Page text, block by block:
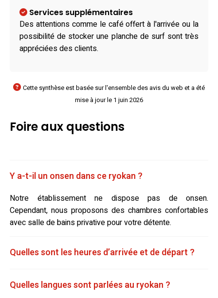
Services supplémentaires
Des attentions comme le café offert à l'arrivée ou la
possibilité de stocker une planche de surf sont très
appréciées des clients.
Cette synthèse est basée sur l'ensemble des avis du web et a été
mise à jour le 1 juin 2026
Foire aux questions
Y a-t-il un onsen dans ce ryokan ?
Notre établissement ne dispose pas de onsen.
Cependant, nous proposons des chambres confortables
avec salle de bains privative pour votre détente.
Quelles sont les heures d’arrivée et de départ ?
Quelles langues sont parlées au ryokan ?